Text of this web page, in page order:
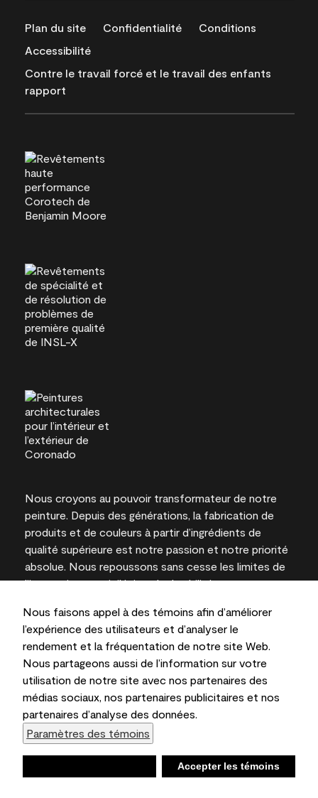
Nous faisons appel à des témoins afin d’améliorer
l’expérience des utilisateurs et d’analyser le
rendement et la fréquentation de notre site Web.
Nous partageons aussi de l’information sur votre
utilisation de notre site avec nos partenaires des
médias sociaux, nos partenaires publicitaires et nos
partenaires d’analyse des données.
Paramètres des témoins
Accepter les témoins
Plan du site Confidentialité
Conditions
Accessibilité
Contre le travail forcé et le travail des enfants
rapport
Nous croyons au pouvoir transformateur de notre
peinture. Depuis des générations, la fabrication de
produits et de couleurs à partir d’ingrédients de
qualité supérieure est notre passion et notre priorité
absolue. Nous repoussons sans cesse les limites de
l’innovation et privilégions la durabilité pour
l’expertise locale.
Les couleurs représentées à l’écran et sur les
documents imprimés peuvent différer des couleurs
en contenant.